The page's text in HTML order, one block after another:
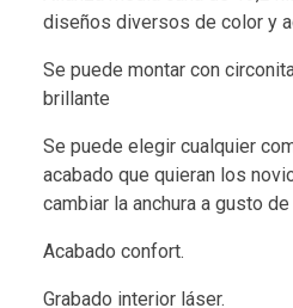
diseños diversos de color y
Se puede montar con
brillante
Se puede elegir cualquier
acabado que quieran los
cambiar la anchura a gusto
Acabado confort.
Grabado interior láser.